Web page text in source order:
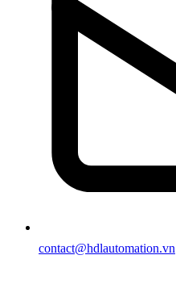
contact@hdlautomation.vn